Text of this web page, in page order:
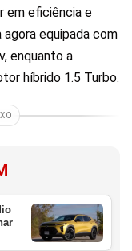
em eficiência e
equipada com
enquanto a
híbrido 1.5 Turbo.